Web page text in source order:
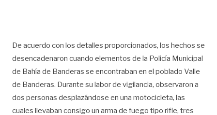
De acuerdo con los detalles proporcionados, los hechos se
desencadenaron cuando elementos de la Policía Municipal
de Bahía de Banderas se encontraban en el poblado Valle
de Banderas. Durante su labor de vigilancia, observaron a
dos personas desplazándose en una motocicleta, las
cuales llevaban consigo un arma de fuego tipo rifle, tres